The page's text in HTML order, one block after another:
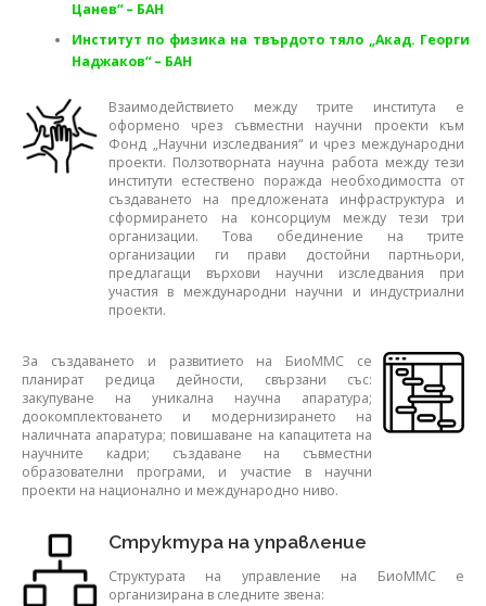
Цанев“ – БАН
Институт по физика на твърдото тяло „Акад. Георги
Наджаков“ – БАН
Взаимодействието между трите института е
оформено чрез съвместни научни проекти към
Фонд „Научни изследвания“ и чрез международни
проекти. Ползо­твор­ната научна работа между тези
институти естествено поражда необходимостта от
създаването на предложената инфраструктура и
сформирането на консорциум между тези три
организации. Това обединение на трите
организации ги прави достойни партньори,
предлагащи върхови научни изследвания при
участия в международни научни и индустриални
проекти.
За създаването и развитието на БиоММС се
планират редица дейности, свързани със:
закупуване на уникална научна апаратура;
доокомплектоването и модернизирането на
наличната апаратура; повишаване на капацитета на
научните кадри; създаване на съвместни
образователни програми, и участие в научни
проекти на национално и международно ниво.
Структура на управление
Структурата на управление на БиоММС e
организирана в следните звена: